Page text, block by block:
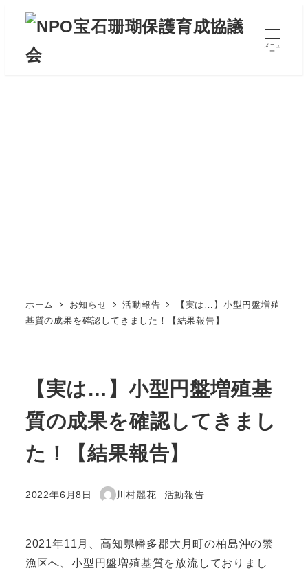
メニュ
ー
ホーム お知らせ 活動報告
【実は…】小型円盤増殖
基質の成果を確認してきました！【結果報告】
【実は…】小型円盤増殖基
質の成果を確認してきまし
た！【結果報告】
投稿日
2022年6月8日
著
川村麗花 カテゴリー
活動報告
2021年11月、高知県幡多郡大月町の柏島沖の禁
漁区へ、小型円盤増殖基質を放流しておりまし